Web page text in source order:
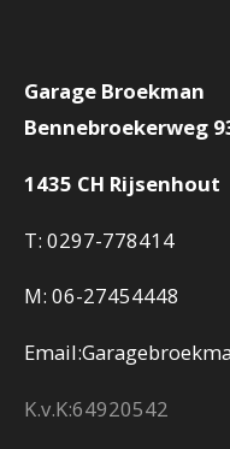
Garage Broekman
Bennebroekerweg
1435 CH Rijsenhout
T: 0297-778414
M: 06-27454448
Email:
K.v.K:64920542